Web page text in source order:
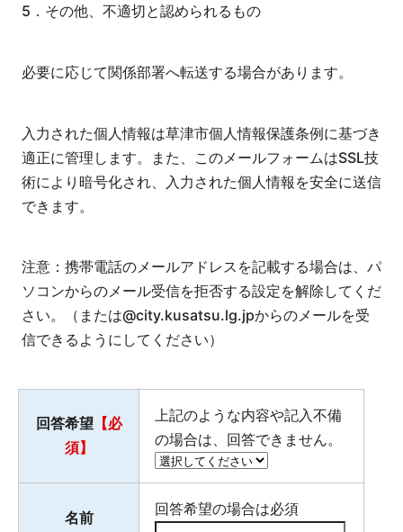
5．その他、不適切と認められるもの
必要に応じて関係部署へ転送する場合があります。
入力された個人情報は草津市個人情報保護条例に基づき
適正に管理します。また、このメールフォームはSSL技
術により暗号化され、入力された個人情報を安全に送信
できます。
注意：携帯電話のメールアドレスを記載する場合は、パ
ソコンからのメール受信を拒否する設定を解除してくだ
さい。（または@city.kusatsu.lg.jpからのメールを受
信できるようにしてください）
回答希望【必
須】
上記のような内容や記入不備
の場合は、回答できません。
名前 回答希望の場合は必須